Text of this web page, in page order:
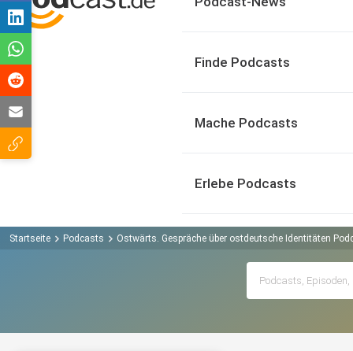
Finde Podcasts
Mache Podcasts
Erlebe Podcasts
Startseite Podcasts Ostwärts. Gespräche über ostdeutsche Identitäten